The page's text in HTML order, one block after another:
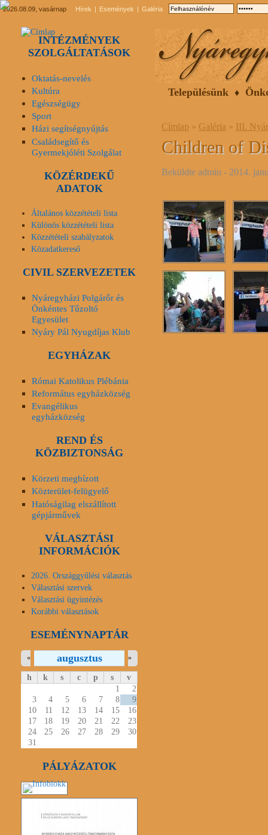
2026.08.09, vasárnap Hírek Események Galéria
Településünk
Címlap » Galéria » III.
Children of
Beküldte admin - 2014.
INTÉZMÉNYEK
SZOLGÁLTATÁSOK
Oktatás-nevelés
Kultúra
Egészségügy
Sport
Házi segítségnyújtás
Családsegítő és
Gyermekjóléti Szolgálat
KÖZÉRDEKŰ
ADATOK
Általános közzétételi lista
Különös közzétételi lista
Közzétételi szabályzatok
Közadatkereső
CIVIL SZERVEZETEK
Nyáregyházi Polgárőr és
Önkéntes Tűzoltó
Egyesület
Nyáry Pál Nyugdíjas Klub
EGYHÁZAK
Római Katolikus Plébánia
Református egyházközség
Evangélikus
egyházközség
REND ÉS
KÖZBIZTONSÁG
Körzeti megbízott
Közterület-felügyelő
Hatóságilag elszállított
gépjárművek
VÁLASZTÁSI
INFORMÁCIÓK
2026. Országgyűlési választás
Választási szervek
Választási ügyintézés
Korábbi választások
ESEMÉNYNAPTÁR
augusztus
« »
h k s c p s
v
1
2
3
4 5 6 7 8
9
10
11 12 13 14 15
16
17
18 19 20 21 22
23
24
25 26 27 28 29
30
31
PÁLYÁZATOK